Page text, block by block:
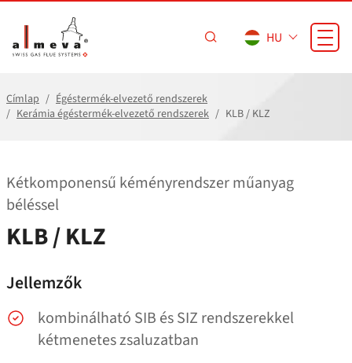
HU
Címlap
Égéstermék-elvezető rendszerek
Kerámia égéstermék-elvezető rendszerek
KLB / KLZ
Kétkomponensű kéményrendszer műanyag
béléssel
KLB / KLZ
Jellemzők
kombinálható SIB és SIZ rendszerekkel
kétmenetes zsaluzatban